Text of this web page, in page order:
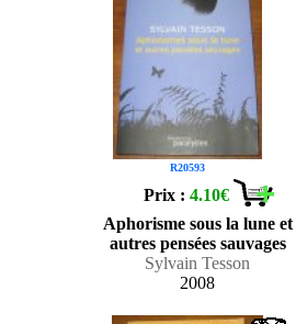
R20593
Prix :4.10€
Aphorisme sous la lune et
autres pensées sauvages
Sylvain Tesson
2008